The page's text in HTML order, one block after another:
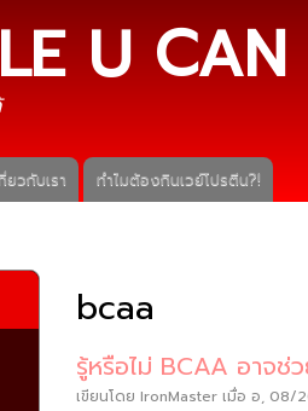
U
ยวกับเรา ทำไมต้องกินเวย์โปรตีน?!
bcaa
รู้หรือไม่ BCAA อาจช่
เขียนโดย IronMasterเมื่อ อ, 08/